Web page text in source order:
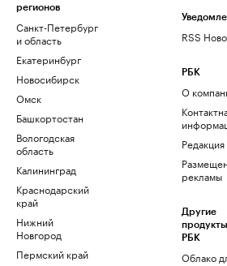
регионов
Санкт-Петербург
и область
Екатеринбург
Новосибирск
Омск
Башкортостан
Вологодская
область
Калининград
Краснодарский
край
Нижний
Новгород
Пермский край
RSS
РБК
О
Редакция
рекламы
Другие
продукты
РБК
Облако